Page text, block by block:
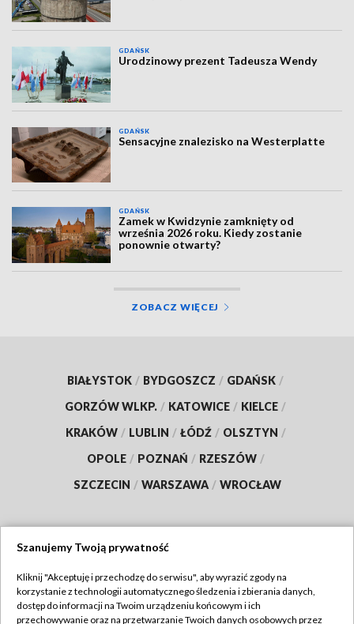
GDAŃSK
Urodzinowy prezent Tadeusza Wendy
GDAŃSK
Sensacyjne znalezisko na Westerplatte
GDAŃSK
Zamek w Kwidzynie zamknięty od
września 2026 roku. Kiedy zostanie
ponownie otwarty?
ZOBACZ WIĘCEJ
BIAŁYSTOK / BYDGOSZCZ / GDAŃSK /
GORZÓW WLKP. / KATOWICE / KIELCE /
KRAKÓW / LUBLIN / ŁÓDŹ / OLSZTYN /
OPOLE / POZNAŃ / RZESZÓW /
SZCZECIN / WARSZAWA / WROCŁAW
TVP
Abonament TVP
Szanujemy Twoją prywatność
Kliknij "Akceptuję i przechodzę do serwisu", aby wyrazić zgody na
korzystanie z technologii automatycznego śledzenia i zbierania danych,
dostęp do informacji na Twoim urządzeniu końcowym i ich
przechowywanie oraz na przetwarzanie Twoich danych osobowych przez